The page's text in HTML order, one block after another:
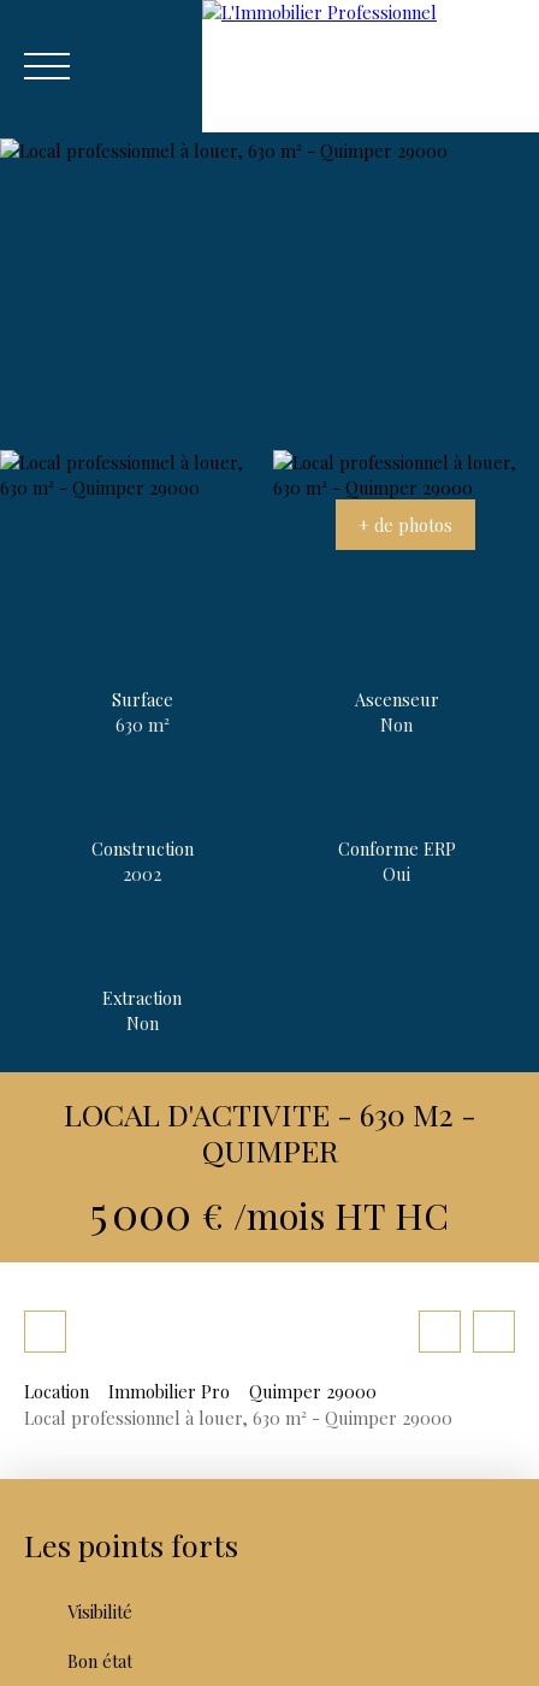
+ de photos
Surface
630 m²
Ascenseur
Non
Construction
2002
Conforme ERP
Oui
Extraction
Non
LOCAL D'ACTIVITE - 630 M2 -
QUIMPER
5 000 € /mois HT HC
Location Immobilier Pro
Quimper 29000
Local professionnel à louer, 630 m² - Quimper 29000
Les points forts
Visibilité
Bon état